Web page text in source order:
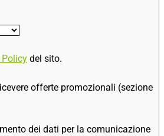
Policy del sito.
offerte promozionali (sezione
dei dati per la comunicazione